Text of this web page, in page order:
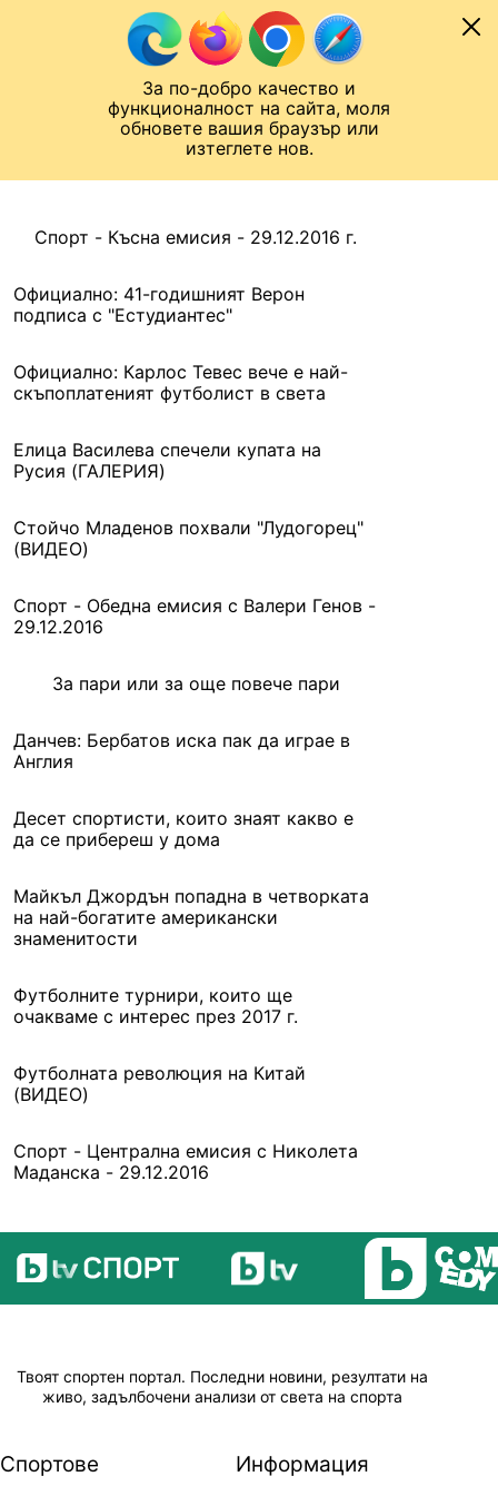
За по-добро качество и
функционалност на сайта, моля
обновете вашия браузър или
изтеглете нов.
Към съдържанието
Лига на Конференциите
Спорт - Късна емисия - 29.12.2016 г.
Официално: 41-годишният Верон
подписа с "Естудиантес"
Официално: Карлос Тевес вече е най-
скъпоплатеният футболист в света
Елица Василева спечели купата на
Русия (ГАЛЕРИЯ)
Стойчо Младенов похвали "Лудогорец"
(ВИДЕО)
Спорт - Обедна емисия с Валери Генов -
29.12.2016
За пари или за още повече пари
Данчев: Бербатов иска пак да играе в
Англия
Десет спортисти, които знаят какво е
да се прибереш у дома
Майкъл Джордън попадна в четворката
на най-богатите американски
знаменитости
Футболните турнири, които ще
очакваме с интерес през 2017 г.
Футболната революция на Китай
(ВИДЕО)
Спорт - Централна емисия с Николета
Маданска - 29.12.2016
Твоят спортен портал. Последни новини, резултати на
живо, задълбочени анализи от света на спорта
Спортове Информация